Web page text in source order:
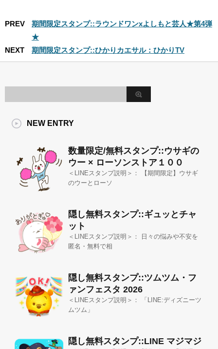
PREV
期間限定スタンプ::ラウンドワンxよしもと芸人★第4弾
★
NEXT
期間限定スタンプ::ひかりカエサル：ひかりTV
NEW ENTRY
数量限定/無料スタンプ::ウサギの
ウー × ローソンストア１００
＜LINEスタンプ説明＞： 【期間限定】ウサギ
のウーとローソ
隠し無料スタンプ::ギュッとチャ
ット
＜LINEスタンプ説明＞： 日々の悩みや不安を
匿名・無料で相
隠し無料スタンプ::ツムツム・フ
ァンフェスタ 2026
＜LINEスタンプ説明＞： 「LINE:ディズニーツ
ムツム」
隠し無料スタンプ::LINE マジマジ